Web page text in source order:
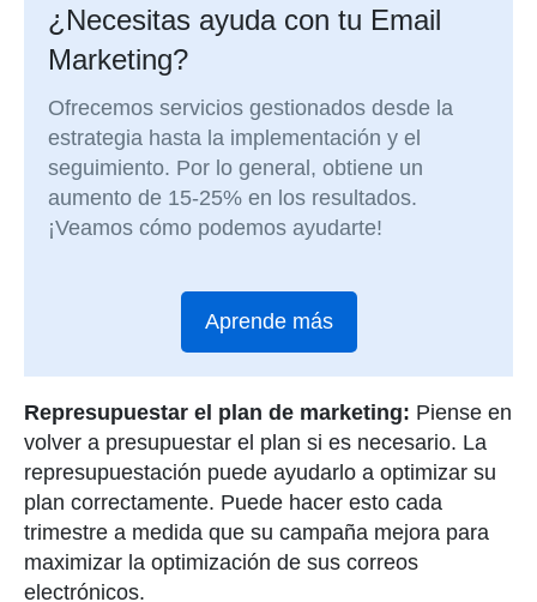
¿Necesitas ayuda con tu Email
Marketing?
Ofrecemos servicios gestionados desde la
estrategia hasta la implementación y el
seguimiento. Por lo general, obtiene un
aumento de 15-25% en los resultados.
¡Veamos cómo podemos ayudarte!
Aprende más
Represupuestar el plan de marketing: Piense en
volver a presupuestar el plan si es necesario. La
represupuestación puede ayudarlo a optimizar su
plan correctamente. Puede hacer esto cada
trimestre a medida que su campaña mejora para
maximizar la optimización de sus correos
electrónicos.